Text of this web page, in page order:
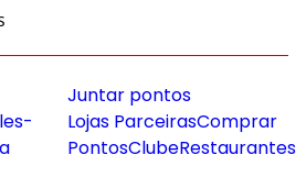
Juntar pontos
Lojas ParceirasComprar
PontosClubeRestaurantes